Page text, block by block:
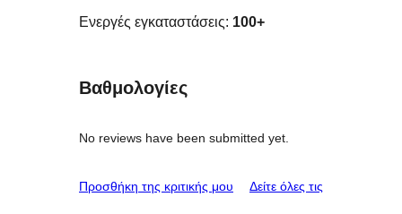
Ενεργές εγκαταστάσεις: 100+
Βαθμολογίες
No reviews have been submitted yet.
Προσθήκη της κριτικής μου Δείτε όλες τις